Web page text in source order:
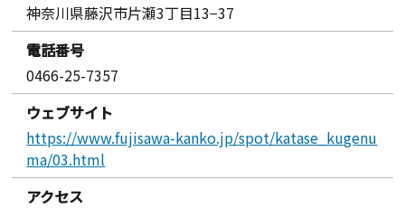
神奈川県藤沢市片瀬3丁目13−37
電話番号
0466-25-7357
ウェブサイト
https://www.fujisawa-kanko.jp/spot/katase_kugenu
ma/03.html
アクセス